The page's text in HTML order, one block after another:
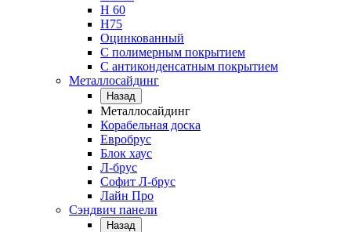
Н 60
Н75
Оцинкованный
С полимерным покрытием
С антиконденсатным покрытием
Металлосайдинг
Назад
Металлосайдинг
Корабельная доска
Евробрус
Блок хаус
Л-брус
Софит Л-брус
Лайн Про
Сэндвич панели
Назад